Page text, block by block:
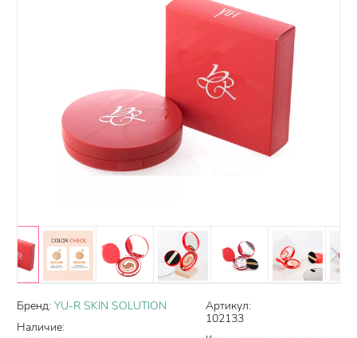
Бренд: YU-R SKIN SOLUTION
Наличие:
Артикул:
102133